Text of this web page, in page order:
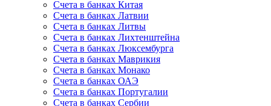
Счета в банках Китая
Счета в банках Латвии
Счета в банках Литвы
Счета в банках Лихтенштейна
Счета в банках Люксембурга
Счета в банках Маврикия
Счета в банках Монако
Счета в банках ОАЭ
Счета в банках Португалии
Счета в банках Сербии